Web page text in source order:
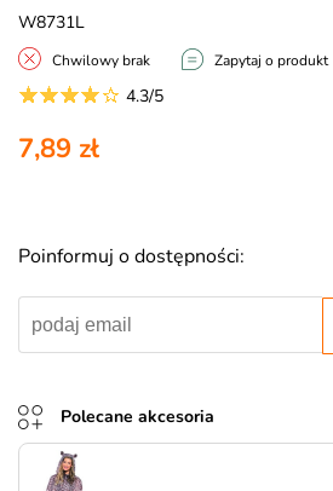
W8731L
Chwilowy brak Zapytaj o produkt
4.3/5
7,89 zł
Poinformuj o dostępności:
Polecane akcesoria